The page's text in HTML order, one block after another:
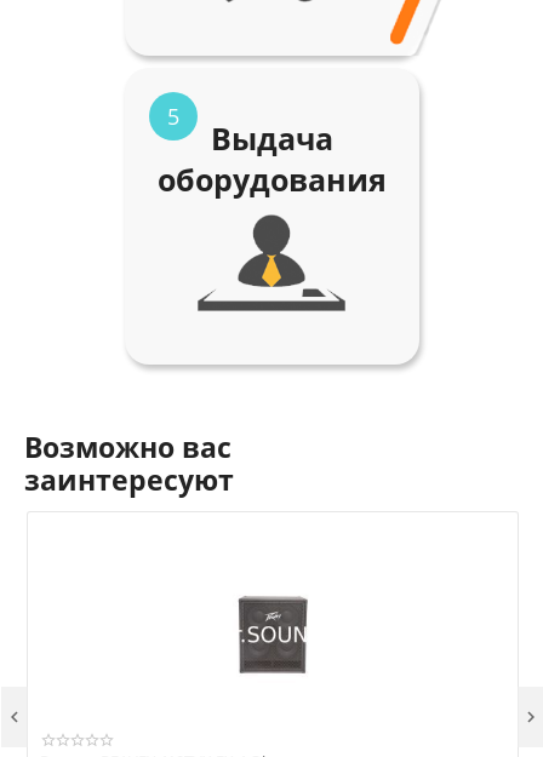
5
Выдача
оборудования
Возможно вас
заинтересуют
 